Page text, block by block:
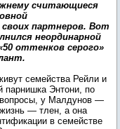
считающиеся
партнеров. Вот
неординарной
оттенков серого»
семейства Рейли и
парнишка Энтони, по
у Малдунов —
— тлен, а она
в семействе